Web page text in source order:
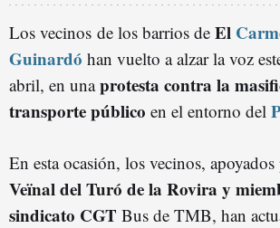
Los vecinos de los barrios de El
Guinardó han vuelto a alzar la voz
abril, en unaprotesta contra la
transporte público en el entorno del
En esta ocasión, los vecinos,
Veïnal del Turó de la Rovira y
sindicato CGT Bus de TMB, han